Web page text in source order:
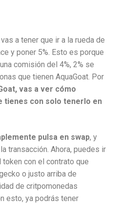
a tener que ir a la rueda de
y poner 5%. Esto es porque
comisión del 4%, 2% se
que tienen AquaGoat. Por
vas a ver cómo
tienes con solo tenerlo en
pulsa en swap, y
transacción. Ahora, puedes ir
token con el contrato que
o justo arriba de
de critpomonedas
esto, ya podrás tener